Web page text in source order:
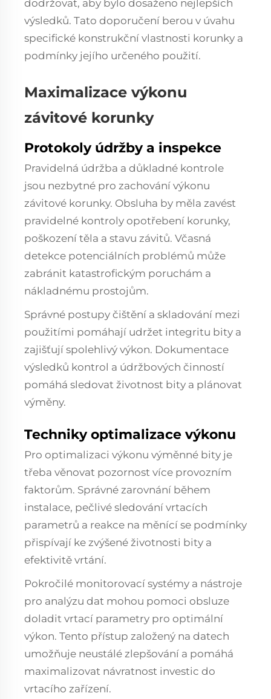
dodržovat, aby bylo dosaženo nejlepších
výsledků. Tato doporučení berou v úvahu
specifické konstrukční vlastnosti korunky a
podmínky jejího určeného použití.
Maximalizace výkonu
závitové korunky
Protokoly údržby a inspekce
Pravidelná údržba a důkladné kontrole
jsou nezbytné pro zachování výkonu
závitové korunky. Obsluha by měla zavést
pravidelné kontroly opotřebení korunky,
poškození těla a stavu závitů. Včasná
detekce potenciálních problémů může
zabránit katastrofickým poruchám a
nákladnému prostojům.
Správné postupy čištění a skladování mezi
použitími pomáhají udržet integritu bity a
zajišťují spolehlivý výkon. Dokumentace
výsledků kontrol a údržbových činností
pomáhá sledovat životnost bity a plánovat
výměny.
Techniky optimalizace výkonu
Pro optimalizaci výkonu výměnné bity je
třeba věnovat pozornost více provozním
faktorům. Správné zarovnání během
instalace, pečlivé sledování vrtacích
parametrů a reakce na měnící se podmínky
přispívají ke zvýšené životnosti bity a
efektivitě vrtání.
Pokročilé monitorovací systémy a nástroje
pro analýzu dat mohou pomoci obsluze
doladit vrtací parametry pro optimální
výkon. Tento přístup založený na datech
umožňuje neustálé zlepšování a pomáhá
maximalizovat návratnost investic do
vrtacího zařízení.